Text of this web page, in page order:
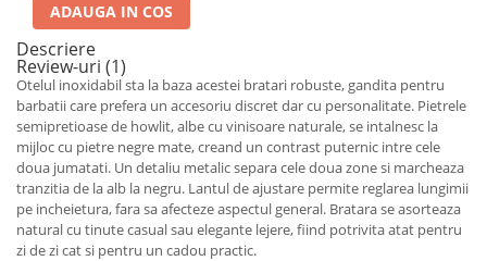
ADAUGA IN COS
Descriere
Review-uri (1)
Otelul inoxidabil sta la baza acestei bratari robuste, gandita pentru
barbatii care prefera un accesoriu discret dar cu personalitate. Pietrele
semipretioase de howlit, albe cu vinisoare naturale, se intalnesc la
mijloc cu pietre negre mate, creand un contrast puternic intre cele
doua jumatati. Un detaliu metalic separa cele doua zone si marcheaza
tranzitia de la alb la negru. Lantul de ajustare permite reglarea lungimii
pe incheietura, fara sa afecteze aspectul general. Bratara se asorteaza
natural cu tinute casual sau elegante lejere, fiind potrivita atat pentru
zi de zi cat si pentru un cadou practic.